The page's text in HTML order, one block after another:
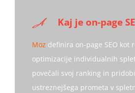
Kaj je on-page
Moz definira on-page SEO kot
optimizacije individualnih
povečali svoj ranking in
ustreznejšega prometa v